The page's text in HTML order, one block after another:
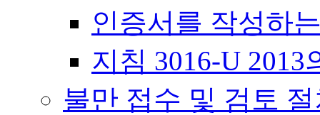
인증서를 작성하
지침 3016-U
불만 접수 및 검토